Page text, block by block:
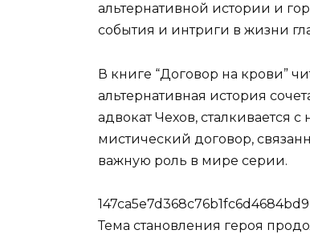
альтернативной истории и
события и интриги в жизни
В книге “Договор на крови”
альтернативная история
адвокат Чехов, сталкивается
мистический договор,
важную роль в мире серии.
Тема становления героя